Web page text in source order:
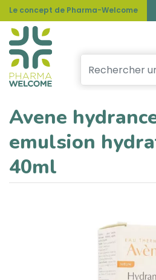
Le concept de Pharma-Welcome
Avene
emulsion
40ml